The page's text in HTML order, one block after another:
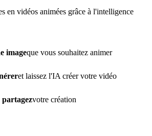
en vidéos animées grâce à l'intelligence
imageque vous souhaitez animer
et laissez l'IA créer votre vidéo
partagezvotre création